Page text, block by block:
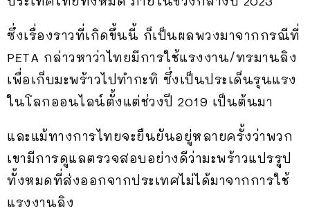
ซึ่งเรื่องราวที่เกิดขึ้นนี้ ก็เป็นผลพวงมาจากกรณีที่
PETA กล่าวหาว่าไทยมีการใช้แรงงาน/ทรมานลิง
เพื่อเก็บมะพร้าวไปทำกะทิ ซึ่งเป็นประเด็นรุนแรง
ในโลกออนไลน์ตั้งแต่ช่วงปี 2019 เป็นต้นมา
และแม้ทางการไทยจะยืนยันอยู่หลายครั้งว่าพวก
เขามีการดูแลตรวจสอบอย่างดีว่ามะพร้าวแปรรูป
ทั้งหมดที่ส่งออกจากประเทศไม่ได้มาจากการใช้
แรงงานลิง